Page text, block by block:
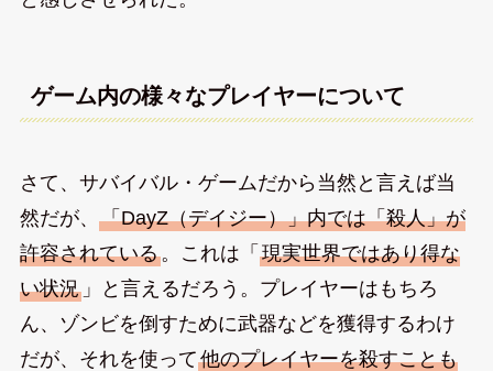
ゲーム内の様々なプレイヤーについて
さて、サバイバル・ゲームだから当然と言えば当
然だが、 「DayZ（デイジー）」内では「殺人」が
許容されている。これは「 現実世界ではあり得な
い状況」と言えるだろう。プレイヤーはもちろ
ん、ゾンビを倒すために武器などを獲得するわけ
だが、それを使って他のプレイヤーを殺すことも